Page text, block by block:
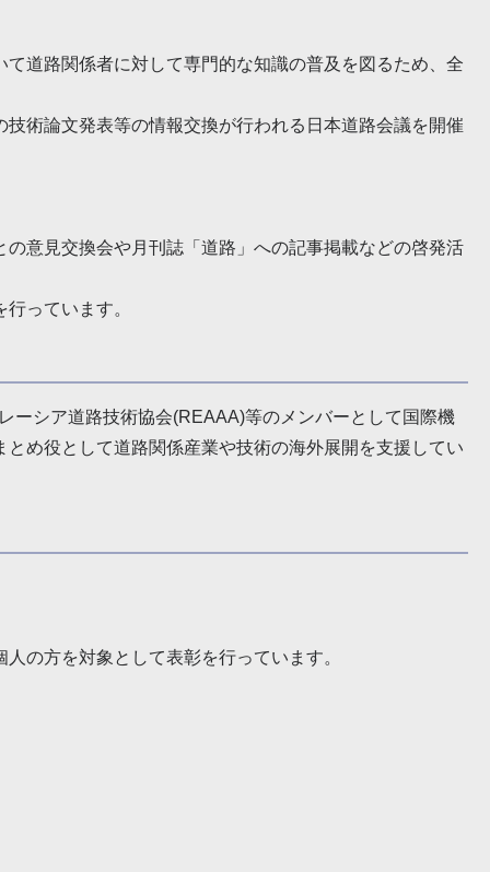
道路関係者に対して専門的な知識の普及を図るため、全
術論文発表等の情報交換が行われる日本道路会議を開催
意見交換会や月刊誌「道路」への記事掲載などの啓発活
っています。
ーシア道路技術協会(REAAA)等のメンバーとして国際機
め役として道路関係産業や技術の海外展開を支援してい
の方を対象として表彰を行っています。